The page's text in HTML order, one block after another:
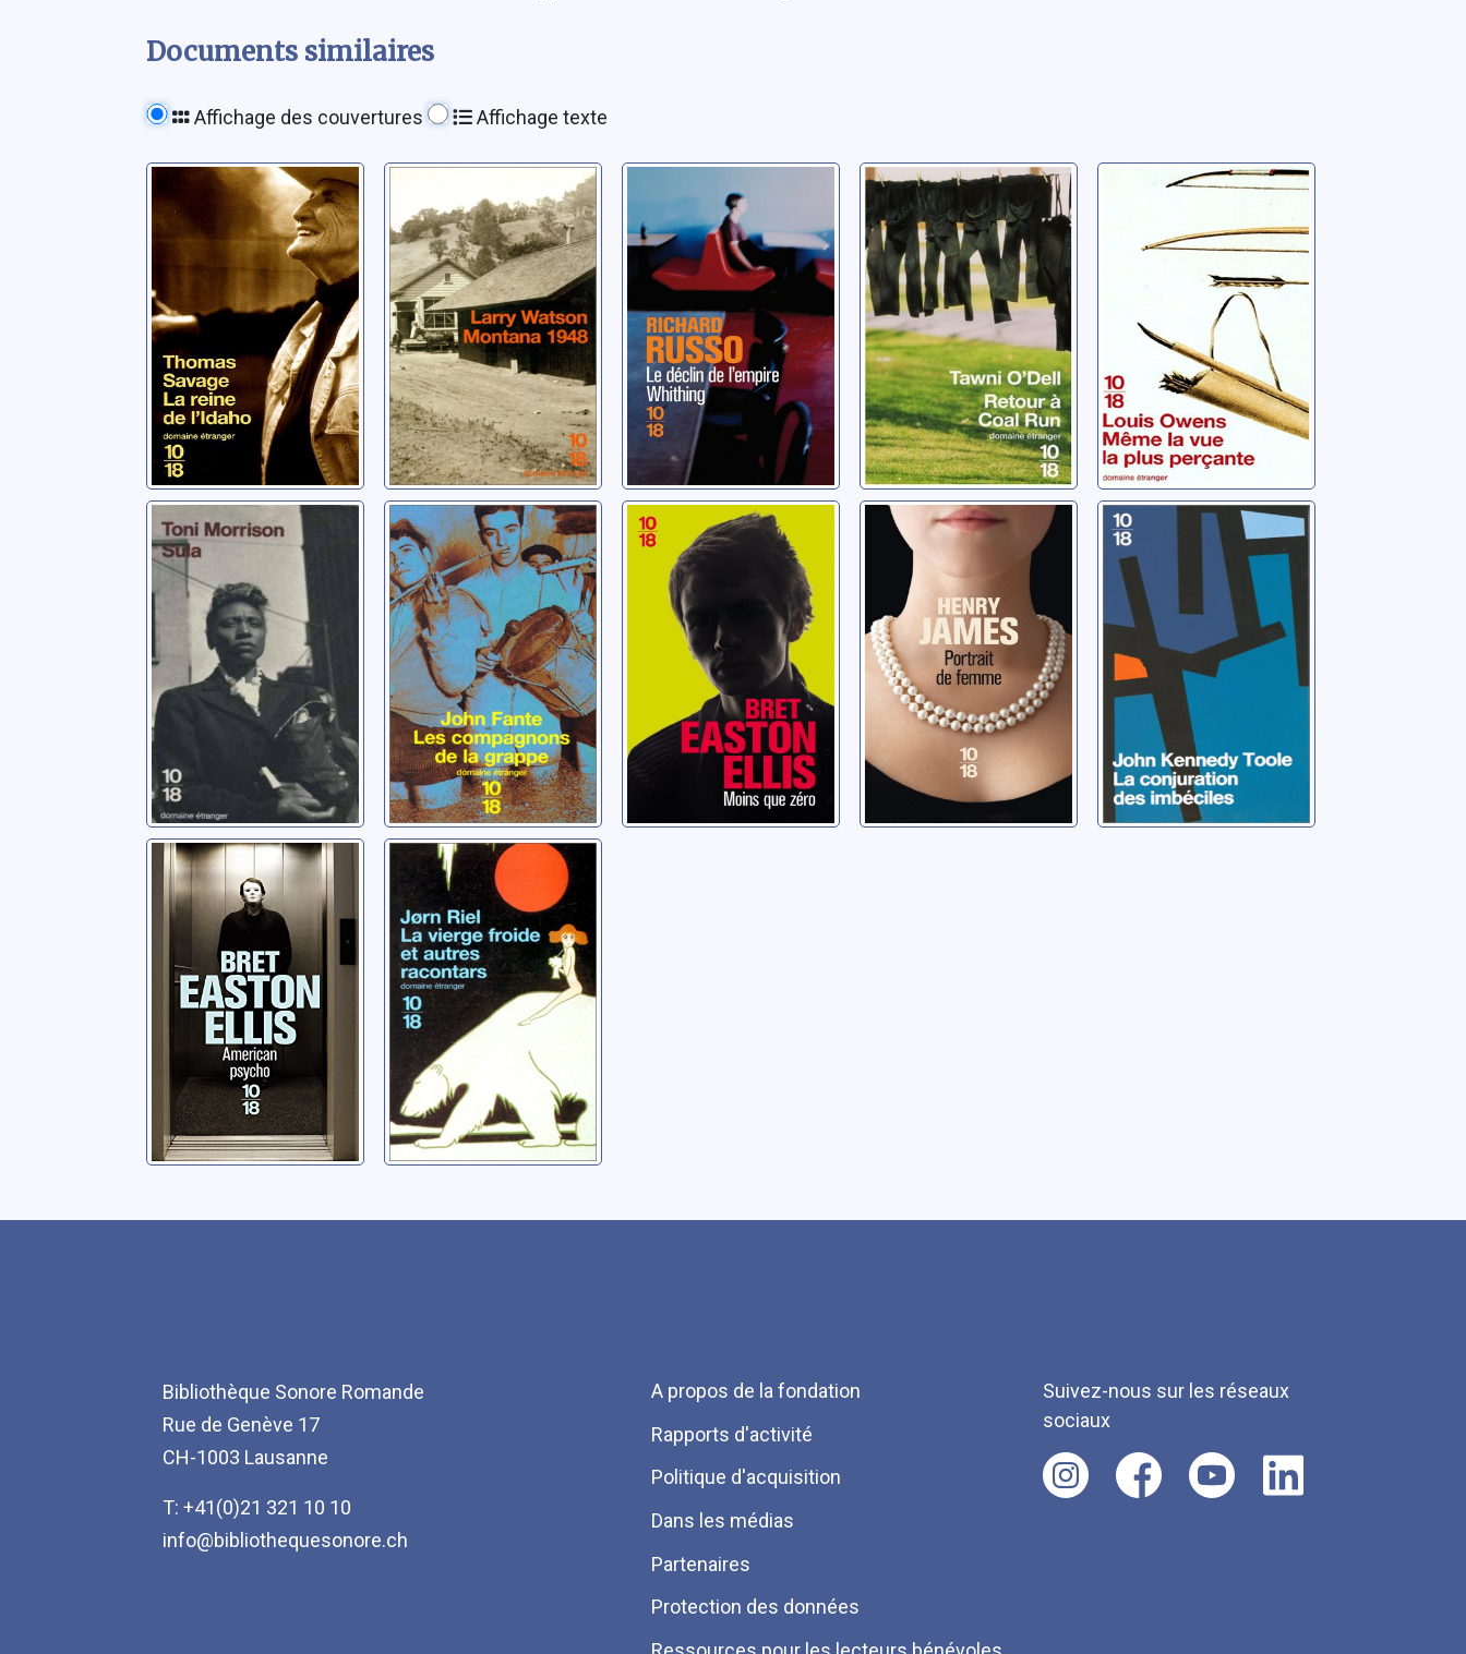
Documents similaires
Affichage des couvertures Affichage texte
La reine de
l'Idaho
Savage, Thomas
Watson, Larry
l'empire Whiting
Russo, Richard
Retour à Coal
Run
O'Dell, Tawni
Même la vue la
Owens, Louis
Sula
Morrison, Toni
Les
Compagnons de
la grappe
Fante, John
Moins que zéro
Ellis, Bret Easton
Portrait de
femme
James, Henry
La conjuration
des imbéciles
Toole, John Kennedy
American psycho
Ellis, Bret Easton
La vierge froide:
et autres
racontars
Riel, Jorn
Bibliothèque Sonore Romande
Rue de Genève 17
CH-1003 Lausanne
T: +41(0)21 321 10 10
info@bibliothequesonore.ch
Menu
Pied
de
page
A propos de la fondation
Rapports d'activité
Politique d'acquisition
Dans les médias
Partenaires
Protection des données
Suivez-nous sur les réseaux
sociaux